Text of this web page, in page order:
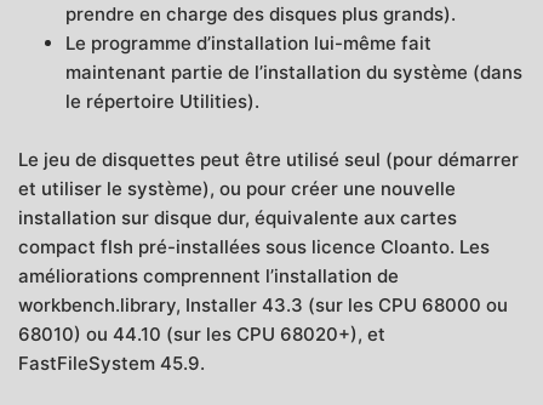
prendre en charge des disques plus grands).
Le programme d’installation lui-même fait
maintenant partie de l’installation du système (dans
le répertoire Utilities).
Le jeu de disquettes peut être utilisé seul (pour démarrer
et utiliser le système), ou pour créer une nouvelle
installation sur disque dur, équivalente aux cartes
compact flsh pré-installées sous licence Cloanto. Les
améliorations comprennent l’installation de
workbench.library, Installer 43.3 (sur les CPU 68000 ou
68010) ou 44.10 (sur les CPU 68020+), et
FastFileSystem 45.9.